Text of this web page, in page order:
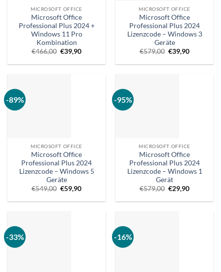
MICROSOFT OFFICE
Microsoft Office
Professional Plus 2024 +
Windows 11 Pro
Kombination
€466,00 Ursprünglicher
Preis
war:
€39,90Aktueller
ist:
MICROSOFT OFFICE
Microsoft Office
Professional Plus 2024
Lizenzcode – Windows 3
Geräte
€579,00 Ursprünglicher
Preis
war:
€39,90Aktueller
ist:
-89%
MICROSOFT OFFICE
Microsoft Office
Professional Plus 2024
Lizenzcode – Windows 5
Geräte
€549,00 Ursprünglicher
Preis
war:
€59,90Aktueller
ist:
-95%
MICROSOFT OFFICE
Microsoft Office
Professional Plus 2024
Lizenzcode – Windows 1
Gerät
€579,00 Ursprünglicher
Preis
war:
€29,90Aktueller
ist:
-33% -16%